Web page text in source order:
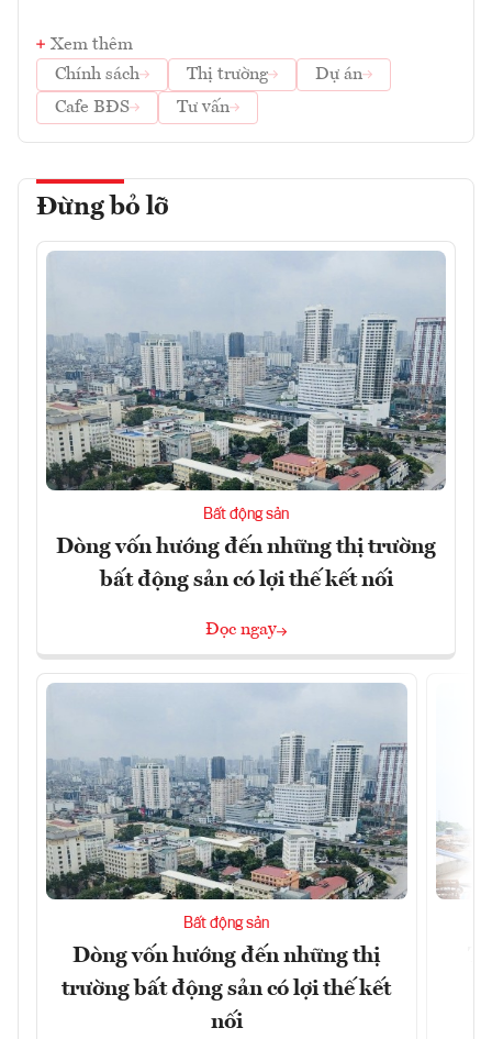
Xem thêm
Chính sách
Thị trường
Dự án
Cafe BĐS
Tư vấn
Đừng bỏ lỡ
Bất động sản
Dòng vốn hướng đến những thị trường
bất động sản có lợi thế kết nối
Đọc ngay
Bất động sản
Dòng vốn hướng đến những thị
trường bất động sản có lợi thế kết
nối